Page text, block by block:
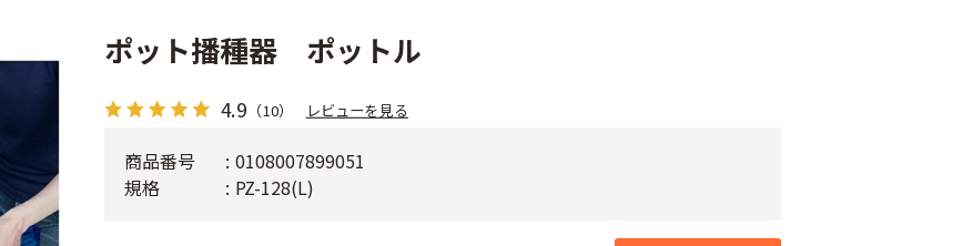
ポット播種器 ポットル
4.9 （10） レビューを見る
商品番号
0108007899051
規格
PZ-128(L)